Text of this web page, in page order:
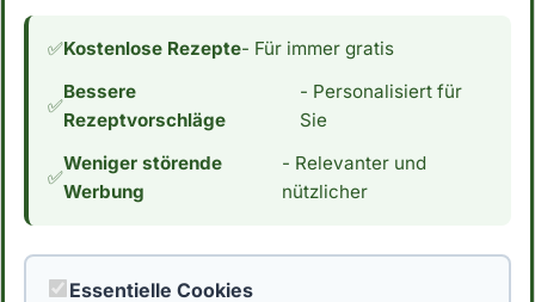
besten, sich auf eine ausgewogene und
konzentrieren und nicht ausschließlich auf
diese Formeln zu verlassen. *Hinweis: Die
Daten stammen aus der [Schweizer
Nährwertdatenbank]
Fehler wird keine Haftung übernommen. Ziehe
immer verschiedene Quellen heran und
✅Kostenlose Rezepte- Für immer gratis
✅
Bessere
Rezeptvorschläge
- Personalisiert für
Sie
✅
Weniger störende
Werbung
- Relevanter und
nützlicher
Essentielle Cookies